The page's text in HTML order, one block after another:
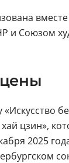
и Союзом
«Искусство
цзин»,
2025